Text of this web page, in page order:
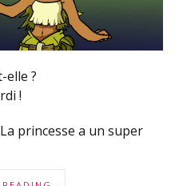
elle ?
!
princesse a un super